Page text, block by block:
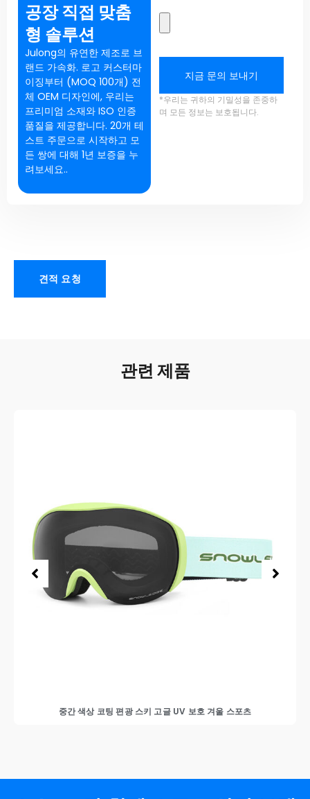
지금 문의 보내기
*우리는 귀하의 기밀성을 존중하
며 모든 정보는 보호됩니다.
공장 직접 맞춤
형 솔루션
Julong의 유연한 제조로 브
랜드 가속화. 로고 커스터마
이징부터 (MOQ 100개) 전
체 OEM 디자인에, 우리는
프리미엄 소재와 ISO 인증
품질을 제공합니다. 20개 테
스트 주문으로 시작하고 모
든 쌍에 대해 1년 보증을 누
려보세요..
견적 요청
관련 제품
중간 색상 코팅 편광 스키 고글 UV 보호 겨울 스포츠